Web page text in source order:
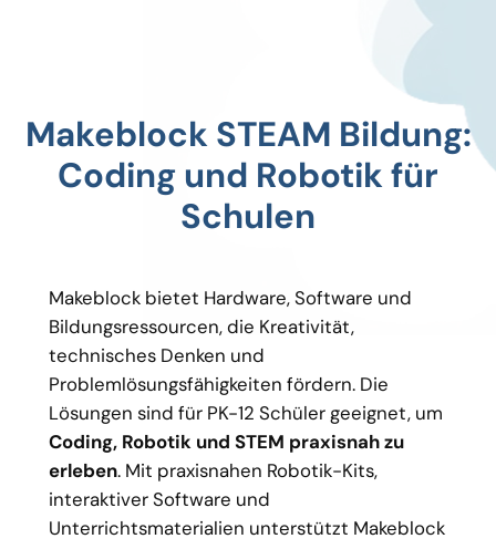
Makeblock STEAM Bildung:
Coding und Robotik für
Schulen
Makeblock bietet Hardware, Software und
Bildungsressourcen, die Kreativität,
technisches Denken und
Problemlösungsfähigkeiten fördern. Die
Lösungen sind für PK-12 Schüler geeignet, um
Coding, Robotik und STEM praxisnah zu
erleben. Mit praxisnahen Robotik-Kits,
interaktiver Software und
Unterrichtsmaterialien unterstützt Makeblock